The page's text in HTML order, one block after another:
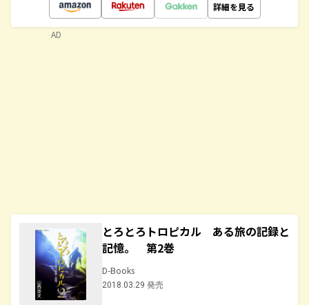
詳細を見る
とろとろトロピカル ある旅の記録と
記憶。 第2巻
D-Books
2018.03.29 発売
AD